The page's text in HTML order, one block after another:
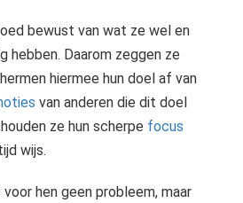
bewust van wat ze wel en
hebben. Daarom zeggen ze
hiermee hun doel af van
van anderen die dit doel
ze hun scherpe focus
wijs.
hen geen probleem, maar